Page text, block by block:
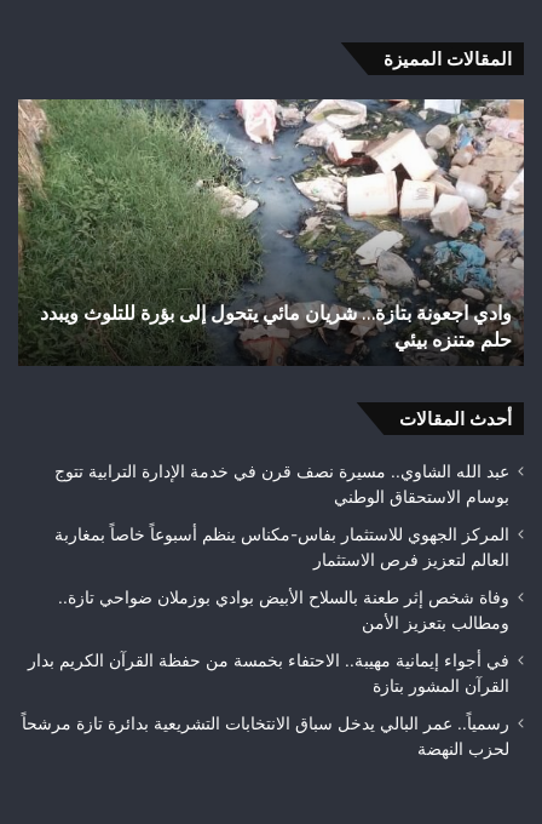
المقالات المميزة
مائي يتحول إلى بؤرة للتلوث ويبدد
اختلالات
تثير
استياء
الساكنة
بعد
تهيئة
شوارع
وأزقة
بمدينة
تازة..
مطالب
قبل
اختلالات تثير استياء
تازة.. مطالب بمراقبة
أحدث المقالات
عبد الله الشاوي.. مسيرة نصف قرن في خدمة الإدارة الترابية تتوج
بوسام الاستحقاق الوطني
المركز الجهوي للاستثمار بفاس-مكناس ينظم أسبوعاً خاصاً بمغاربة
العالم لتعزيز فرص الاستثمار
وفاة شخص إثر طعنة بالسلاح الأبيض بوادي بوزملان ضواحي تازة..
ومطالب بتعزيز الأمن
في أجواء إيمانية مهيبة.. الاحتفاء بخمسة من حفظة القرآن الكريم بدار
القرآن المشور بتازة
رسمياً.. عمر البالي يدخل سباق الانتخابات التشريعية بدائرة تازة مرشحاً
لحزب النهضة